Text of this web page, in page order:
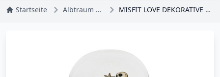
Startseite Albtraum vor Weihnachten MISFIT LOVE DEKORATIVE GLOCKE – DISNEY ENCHANTING